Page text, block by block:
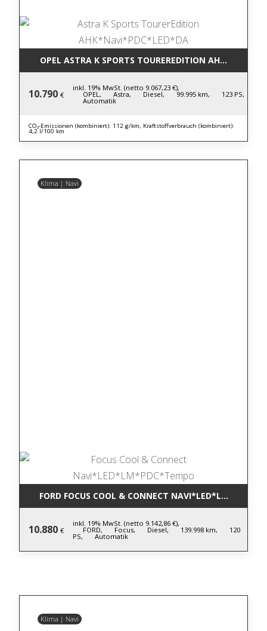
OPEL ASTRA K SPORTS TOUREREDITION
10.790 €
inkl. 19% MwSt. (netto 9.067,23 €),
OPEL, Astra, Diesel, 99.995 km, 123 PS,
Automatik
CO₂-Emissionen (kombiniert): 112 g/km, Kraftstoffverbrauch (kombiniert):
4,2 l/100 km
Klima | Navi
FORD FOCUS COOL & CONNECT
10.880 €
inkl. 19% MwSt. (netto 9.142,86 €),
FORD, Focus, Diesel, 139.998 km, 120
PS, Automatik
Klima | Navi